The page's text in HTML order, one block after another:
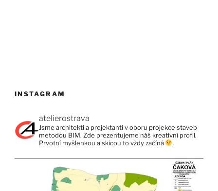
INSTAGRAM
atelierostrava
Jsme architekti a projektanti v oboru projekce staveb
metodou BIM. Zde prezentujeme náš kreativní profil.
Prvotní myšlenkou a skicou to vždy začíná
.